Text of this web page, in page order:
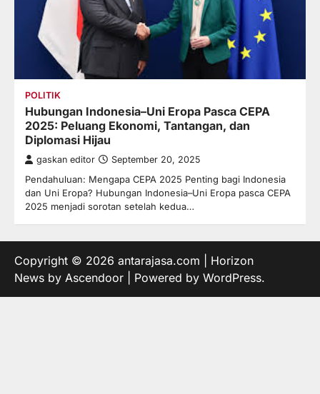
POLITIK
Hubungan Indonesia–Uni Eropa Pasca CEPA
2025: Peluang Ekonomi, Tantangan, dan
Diplomasi Hijau
gaskan editor September 20, 2025
Pendahuluan: Mengapa CEPA 2025 Penting bagi Indonesia
dan Uni Eropa? Hubungan Indonesia–Uni Eropa pasca CEPA
2025 menjadi sorotan setelah kedua…
Copyright © 2026 antarajasa.com | Horizon
News by Ascendoor | Powered by WordPress.